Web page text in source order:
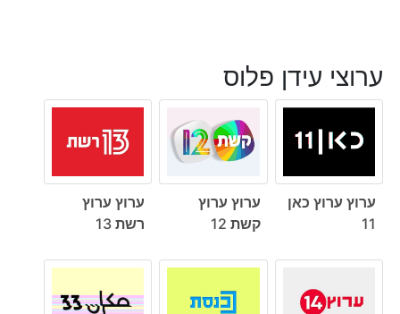
ערוצי עידן פלוס
ערוץ ערוץ כאן
11
ערוץ ערוץ
קשת 12
ערוץ ערוץ
רשת 13